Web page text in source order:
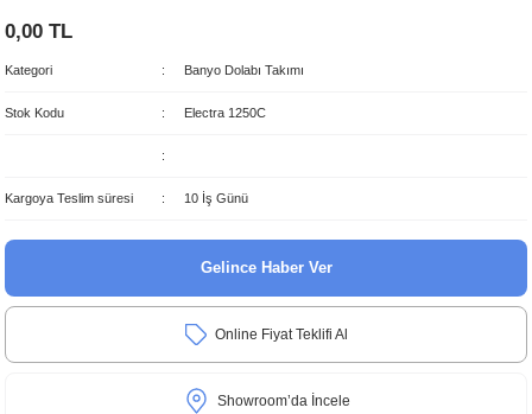
0,00 TL
Kategori Banyo Dolabı Takımı
Stok Kodu Electra 1250C
Kargoya Teslim süresi 10 İş Günü
Gelince Haber Ver
Online Fiyat Teklifi Al
Showroom’da İncele